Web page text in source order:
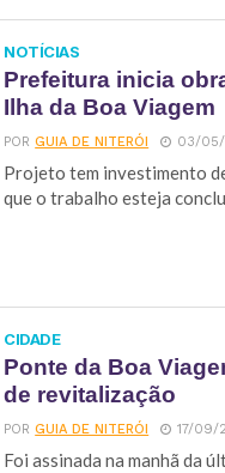
NOTÍCIAS
Prefeitura inicia
Ilha da Boa Viagem
PORGUIA DE NITERÓI 03/
Projeto tem investimento
que o trabalho esteja
CIDADE
Ponte da Boa
de revitalização
PORGUIA DE NITERÓI 17/09/
Foi assinada na manhã da